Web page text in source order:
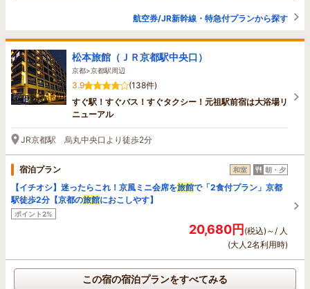
航空券/JR新幹線・特急付プランから探す
松本旅館（ＪＲ京都駅中央口）
京都>京都駅周辺
3.9
(138件)
すぐ駅！すぐバス！すぐタクシー！元祖駅前宿は大浴場リ
ニューアル
JR京都駅 烏丸中央口より徒歩2分
宿泊プラン 和室 朝・夕
【イチオシ】迷ったらこれ！京風ミニ会席を旅館で「2食付プラン」京都
駅徒歩2分【京都の旅館におこしやす】
ポイント2%
20,680円(税込)～/ 人
(大人2名利用時)
この宿の宿泊プランをすべてみる